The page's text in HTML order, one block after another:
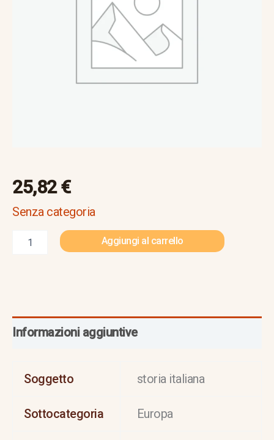
25,82€
Senza categoria
Aggiungi al carrello
Informazioni aggiuntive
Soggetto storia italiana
Sottocategoria Europa